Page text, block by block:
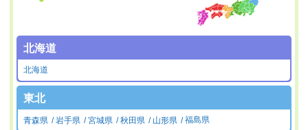
北海道
北海道
東北
青森県 岩手県 宮城県 秋田県 山形県 福島県